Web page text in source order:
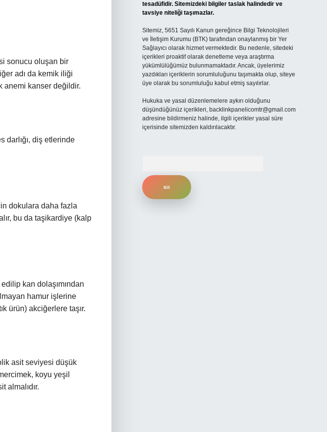
sonucu oluşan bir
adı da kemik iliği
anemi kanser değildir.
darlığı, diş etlerinde
dokulara daha fazla
bu da taşikardiye (kalp
kan dolaşımından
hamur işlerine
ürün) akciğerlere taşır.
asit seviyesi düşük
koyu yeşil
almalıdır.
tesadüfidir. Sitemizdeki bilgiler taslak halindedir ve
tavsiye niteliği taşımazlar.
Sitemiz, 5651 Sayılı Kanun gereğince Bilgi Teknolojileri
ve İletişim Kurumu (BTK) tarafından onaylanmış bir Yer
Sağlayıcı olarak hizmet vermektedir. Bu nedenle, sitedeki
içerikleri proaktif olarak denetleme veya araştırma
yükümlülüğümüz bulunmamaktadır. Ancak, üyelerimiz
yazdıkları içeriklerin sorumluluğunu taşımakta olup, siteye
üye olarak bu sorumluluğu kabul etmiş sayılırlar.
Hukuka ve yasal düzenlemelere aykırı olduğunu
düşündüğünüz içerikleri, backlinkpanelicomtr@gmail.com
adresine bildirmeniz halinde, ilgili içerikler yasal süre
içerisinde sitemizden kaldırılacaktır.